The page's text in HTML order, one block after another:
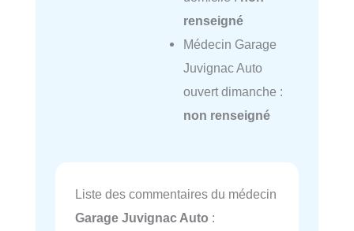
renseigné
Médecin Garage
Juvignac Auto
ouvert dimanche :
non renseigné
Liste des commentaires du médecin
Garage Juvignac Auto :